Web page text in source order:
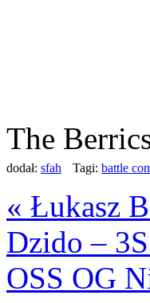
The
dodał: sfah Tagi: battle
« Łukasz
Dzido –
OSS OG